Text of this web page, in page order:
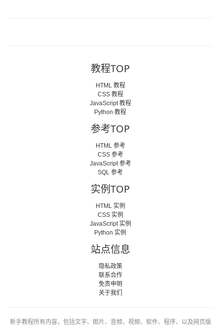
教程TOP
HTML 教程
CSS 教程
JavaScript 教程
Python 教程
参考TOP
HTML 参考
CSS 参考
JavaScript 参考
SQL 参考
实例TOP
HTML 实例
CSS 实例
JavaScript 实例
Python 实例
站点信息
隐私政策
联系合作
免责申明
关于我们
新手教程所有内容，包括文字、图片、音频、视频、软件、程序、以及网页版